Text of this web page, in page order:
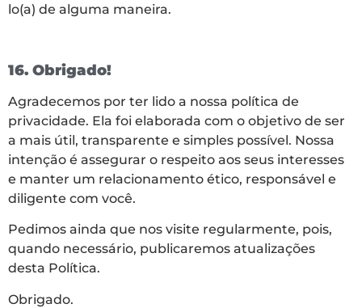
lo(a) de alguma maneira.
16. Obrigado!
Agradecemos por ter lido a nossa política de
privacidade. Ela foi elaborada com o objetivo de ser
a mais útil, transparente e simples possível. Nossa
intenção é assegurar o respeito aos seus interesses
e manter um relacionamento ético, responsável e
diligente com você.
Pedimos ainda que nos visite regularmente, pois,
quando necessário, publicaremos atualizações
desta Política.
Obrigado.